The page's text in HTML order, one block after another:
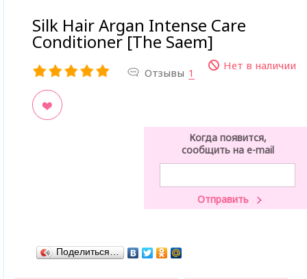
Silk Hair Argan Intense Care
Conditioner [The Saem]
Отзывы 1
Нет в наличии
Когда появится,
сообщить на e-mail
Поделиться…